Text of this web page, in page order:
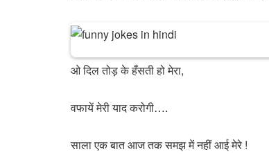
ओ दिल तोड़ के हँसती हो मेरा,
वफायें मेरी याद करोगी….
साला एक बात आज तक समझ में नहीं आई मेरे !